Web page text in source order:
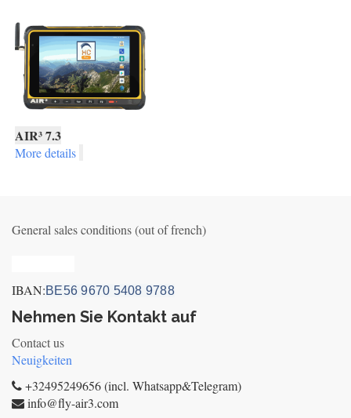
AIR³ 7.3
More details
General sales conditions (out of french)
IBAN:BE56 9670 5408 9788
Nehmen Sie Kontakt auf
Contact us
Neuigkeiten
+32495249656 (incl. Whatsapp&Telegram)
info@fly-air3.com